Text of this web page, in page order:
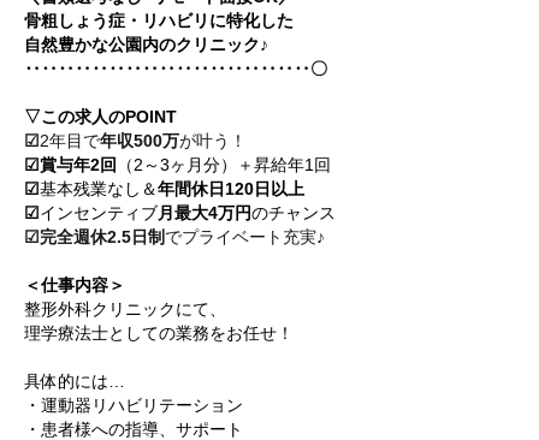
骨粗しょう症・リハビリに特化した
自然豊かな公園内のクリニック♪
‥‥‥‥‥‥‥‥‥‥‥‥‥‥‥‥‥〇
▽この求人のPOINT
☑2年目で年収500万が叶う！
☑賞与年2回
（2～3ヶ月分）＋昇給年1回
☑基本残業なし＆年間休日120日以上
☑インセンティブ月最大4万円のチャンス
☑完全週休2.5日制 でプライベート充実♪
＜仕事内容＞
整形外科クリニックにて、
理学療法士としての業務をお任せ！
具体的には…
・運動器リハビリテーション
・患者様への指導、サポート